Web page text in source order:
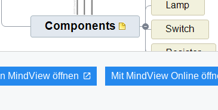
In MindView öffnen Mit MindView Online